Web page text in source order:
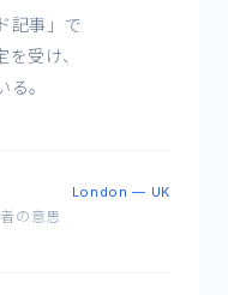
記事」で
受け、
。
の意思
London — UK